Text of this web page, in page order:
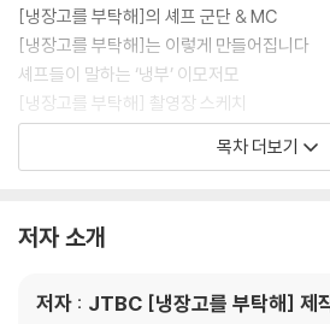
[냉장고를 부탁해]의 셰프 군단 & MC
[냉장고를 부탁해]는 이렇게 만들어집니다
셰프들이 말하는 ‘냉부’ 이모저모
[냉장고를 부탁해] 촬영장 스케치
[냉장고를 부탁해] 최고의 인기 메뉴
: 셰프가 뽑은 최고의 메뉴 10 | ‘냉부’ 제작진
일러두기
1. Chef 최현석
목차 더보기
저자 소개
저자 : JTBC [냉장고를 부탁해] 제